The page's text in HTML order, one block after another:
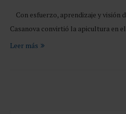
Con esfuerzo, aprendizaje y visión
Casanova convirtió la apicultura en
Leer más